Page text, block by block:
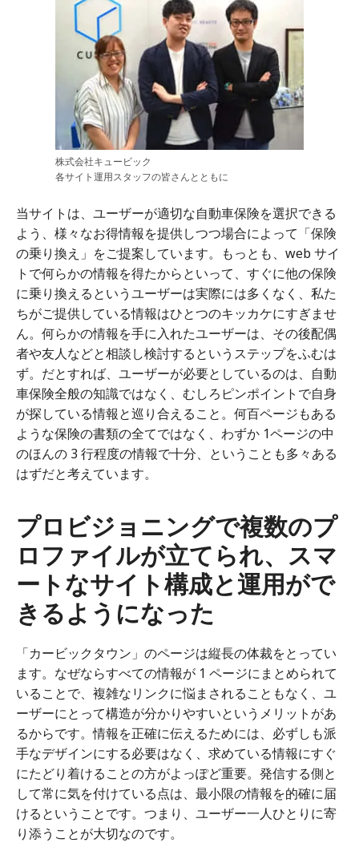
株式会社キュービック
各サイト運用スタッフの皆さんとともに
当サイトは、ユーザーが適切な自動車保険を選択できる
よう、様々なお得情報を提供しつつ場合によって「保険
の乗り換え」をご提案しています。もっとも、web サイ
トで何らかの情報を得たからといって、すぐに他の保険
に乗り換えるというユーザーは実際には多くなく、私た
ちがご提供している情報はひとつのキッカケにすぎませ
ん。何らかの情報を手に入れたユーザーは、その後配偶
者や友人などと相談し検討するというステップをふむは
ず。だとすれば、ユーザーが必要としているのは、自動
車保険全般の知識ではなく、むしろピンポイントで自身
が探している情報と巡り合えること。何百ページもある
ような保険の書類の全てではなく、わずか 1ページの中
のほんの 3 行程度の情報で十分、ということも多々ある
はずだと考えています。
プロビジョニングで複数のプ
ロファイルが立てられ、スマ
ートなサイト構成と運用がで
きるようになった
「カービックタウン」のページは縦長の体裁をとってい
ます。なぜならすべての情報が 1 ページにまとめられて
いることで、複雑なリンクに悩まされることもなく、ユ
ーザーにとって構造が分かりやすいというメリットがあ
るからです。情報を正確に伝えるためには、必ずしも派
手なデザインにする必要はなく、求めている情報にすぐ
にたどり着けることの方がよっぽど重要。発信する側と
して常に気を付けている点は、最小限の情報を的確に届
けるということです。つまり、ユーザー一人ひとりに寄
り添うことが大切なのです。